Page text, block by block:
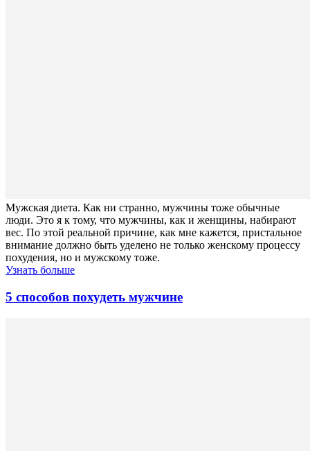
Мужская диета. Как ни странно, мужчины тоже обычные
люди. Это я к тому, что мужчины, как и женщины, набирают
вес. По этой реальной причине, как мне кажется, пристальное
внимание должно быть уделено не только женскому процессу
похудения, но и мужскому тоже.
Узнать больше
5 способов похудеть мужчине